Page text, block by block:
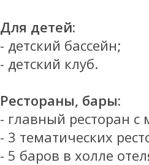
Для детей:
- детский бассейн;
- детский клуб.
Рестораны, бары:
- главный ресторан
- 3 тематических
- 5 баров в холле